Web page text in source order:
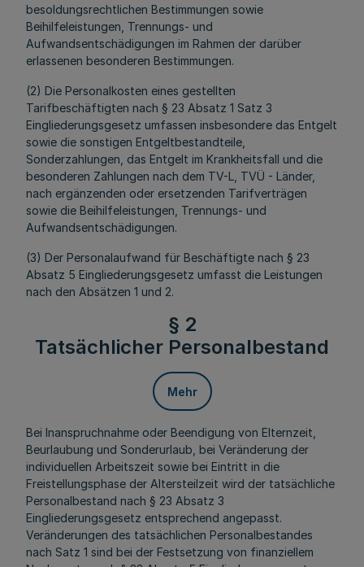
besoldungsrechtlichen Bestimmungen sowie
Beihilfeleistungen, Trennungs- und
Aufwandsentschädigungen im Rahmen der darüber
erlassenen besonderen Bestimmungen.
(2) Die Personalkosten eines gestellten
Tarifbeschäftigten nach § 23 Absatz 1 Satz 3
Eingliederungsgesetz umfassen insbesondere das Entgelt
sowie die sonstigen Entgeltbestandteile,
Sonderzahlungen, das Entgelt im Krankheitsfall und die
besonderen Zahlungen nach dem TV-L, TVÜ - Länder,
nach ergänzenden oder ersetzenden Tarifverträgen
sowie die Beihilfeleistungen, Trennungs- und
Aufwandsentschädigungen.
(3) Der Personalaufwand für Beschäftigte nach § 23
Absatz 5 Eingliederungsgesetz umfasst die Leistungen
nach den Absätzen 1 und 2.
§ 2
Tatsächlicher Personalbestand
Mehr
Bei Inanspruchnahme oder Beendigung von Elternzeit,
Beurlaubung und Sonderurlaub, bei Veränderung der
individuellen Arbeitszeit sowie bei Eintritt in die
Freistellungsphase der Altersteilzeit wird der tatsächliche
Personalbestand nach § 23 Absatz 3
Eingliederungsgesetz entsprechend angepasst.
Veränderungen des tatsächlichen Personalbestandes
nach Satz 1 sind bei der Festsetzung von finanziellem